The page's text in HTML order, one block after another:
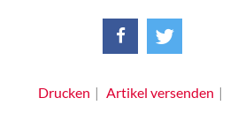
Drucken Artikel versenden